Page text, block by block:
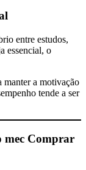
entre estudos,
essencial, o
manter a motivação
tende a ser
mec Comprar